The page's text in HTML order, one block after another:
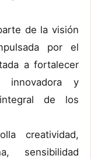
de la visión
por el
a fortalecer
innovadora y
de los
creatividad,
sensibilidad